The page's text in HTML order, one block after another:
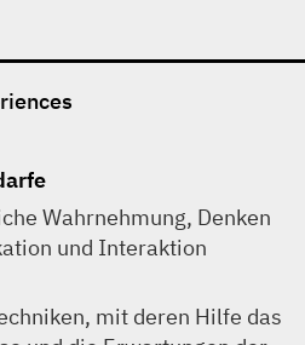
Wahrnehmung, Denken
und Interaktion
mit deren Hilfe das